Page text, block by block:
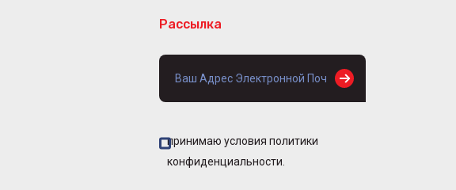
Рассылка
принимаю условия политики
конфиденциальности.